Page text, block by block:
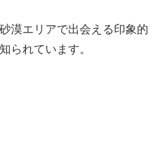
漠エリアで出会える印象的
られています。